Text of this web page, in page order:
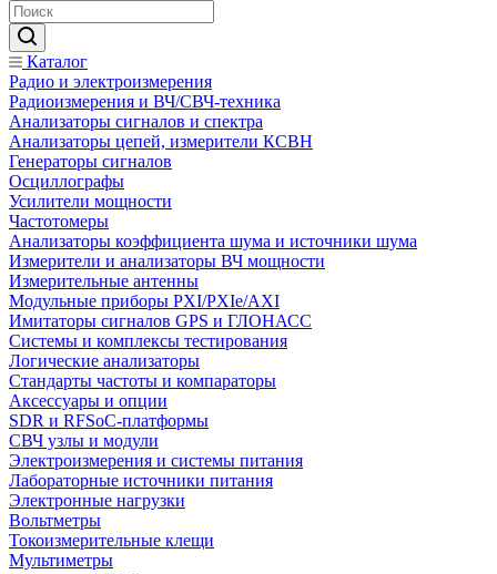
Каталог
Радио и электроизмерения
Радиоизмерения и ВЧ/СВЧ-техника
Анализаторы сигналов и спектра
Анализаторы цепей, измерители КСВН
Генераторы сигналов
Осциллографы
Усилители мощности
Частотомеры
Анализаторы коэффициента шума и источники шума
Измерители и анализаторы ВЧ мощности
Измерительные антенны
Модульные приборы PXI/PXIe/AXI
Имитаторы сигналов GPS и ГЛОНАСС
Системы и комплексы тестирования
Логические анализаторы
Стандарты частоты и компараторы
Аксессуары и опции
SDR и RFSoC‑платформы
СВЧ узлы и модули
Электроизмерения и системы питания
Лабораторные источники питания
Электронные нагрузки
Вольтметры
Токоизмерительные клещи
Мультиметры